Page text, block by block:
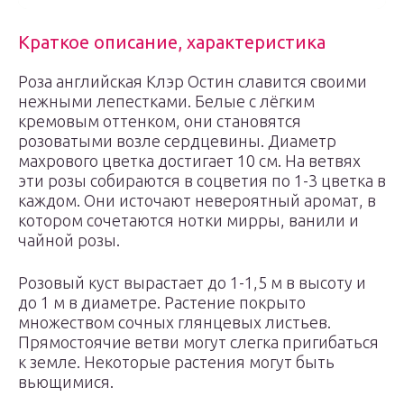
Краткое описание, характеристика
Роза английская Клэр Остин славится своими
нежными лепестками. Белые с лёгким
кремовым оттенком, они становятся
розоватыми возле сердцевины. Диаметр
махрового цветка достигает 10 см. На ветвях
эти розы собираются в соцветия по 1-3 цветка в
каждом. Они источают невероятный аромат, в
котором сочетаются нотки мирры, ванили и
чайной розы.
Розовый куст вырастает до 1-1,5 м в высоту и
до 1 м в диаметре. Растение покрыто
множеством сочных глянцевых листьев.
Прямостоячие ветви могут слегка пригибаться
к земле. Некоторые растения могут быть
вьющимися.